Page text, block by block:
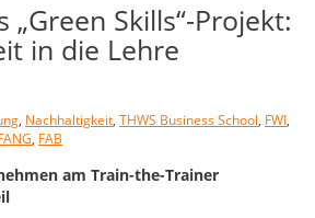
„Green Skills“-Projekt:
in die Lehre
, Nachhaltigkeit, THWS Business School, FWI,
, FAB
am Train-the-Trainer